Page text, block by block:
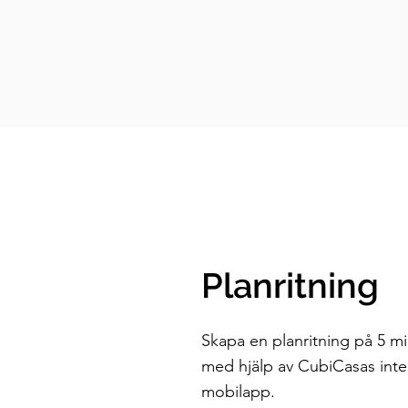
Planritning
Skapa en planritning på 5
med hjälp av CubiCasas
mobilapp.